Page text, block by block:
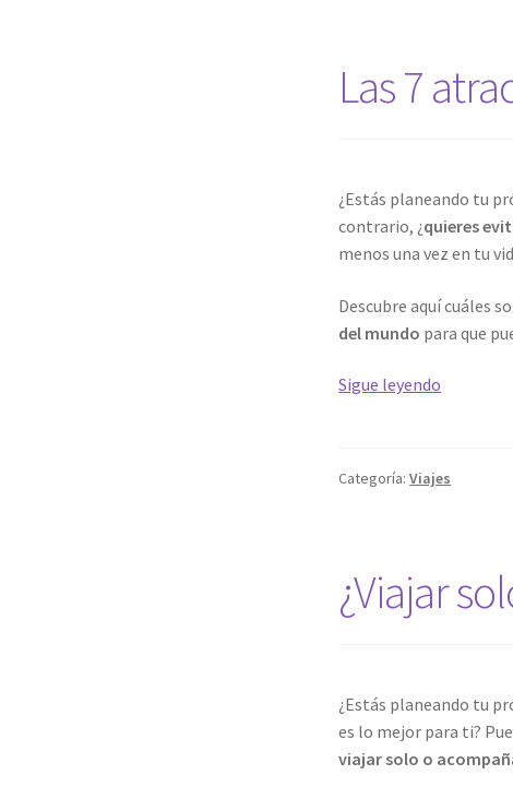
Las 7
¿Estás planeando tu
contrario, ¿quieres
menos una vez en tu
Descubre aquí cuáles
del mundo para que
Sigue leyendo
más
Categoría:Viajes
¿Viajar
¿Estás planeando tu
es lo mejor para ti?
viajar solo o